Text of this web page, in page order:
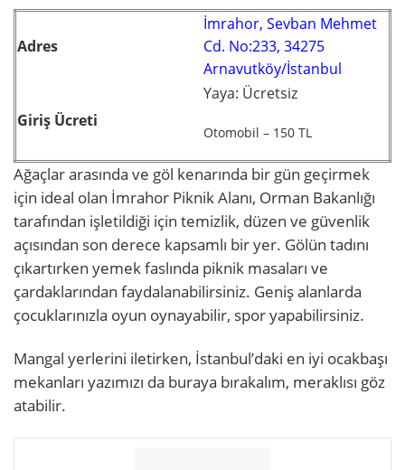
Adres
İmrahor, Sevban Mehmet
Cd. No:233, 34275
Arnavutköy/İstanbul
Giriş Ücreti
Yaya: Ücretsiz
Otomobil – 150 TL
Ağaçlar arasında ve göl kenarında bir gün geçirmek
için ideal olan İmrahor Piknik Alanı, Orman Bakanlığı
tarafından işletildiği için temizlik, düzen ve güvenlik
açısından son derece kapsamlı bir yer. Gölün tadını
çıkartırken yemek faslında piknik masaları ve
çardaklarından faydalanabilirsiniz. Geniş alanlarda
çocuklarınızla oyun oynayabilir, spor yapabilirsiniz.
Mangal yerlerini iletirken, İstanbul’daki en iyi ocakbaşı
mekanları yazımızı da buraya bırakalım, meraklısı göz
atabilir.